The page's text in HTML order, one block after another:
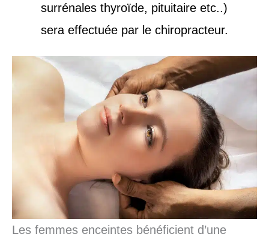
surrénales thyroïde, pituitaire etc..)
sera effectuée par le chiropracteur.
Les femmes enceintes bénéficient d’une